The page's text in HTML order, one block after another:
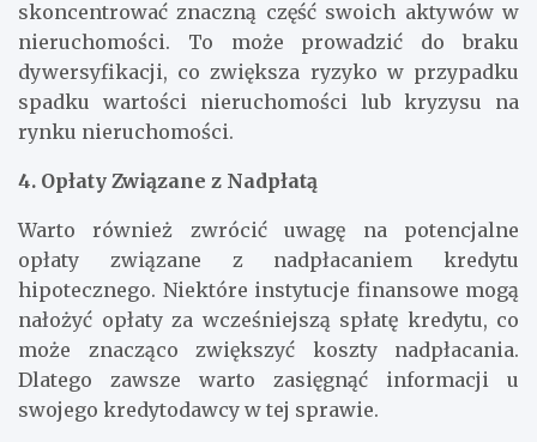
kredyt hipoteczny, pożyczkobiorca może
skoncentrować znaczną część swoich aktywów w
nieruchomości. To może prowadzić do braku
dywersyfikacji, co zwiększa ryzyko w przypadku
spadku wartości nieruchomości lub kryzysu na
rynku nieruchomości.
4. Opłaty Związane z Nadpłatą
Warto również zwrócić uwagę na potencjalne
opłaty związane z nadpłacaniem kredytu
hipotecznego. Niektóre instytucje finansowe mogą
nałożyć opłaty za wcześniejszą spłatę kredytu, co
może znacząco zwiększyć koszty nadpłacania.
Dlatego zawsze warto zasięgnąć informacji u